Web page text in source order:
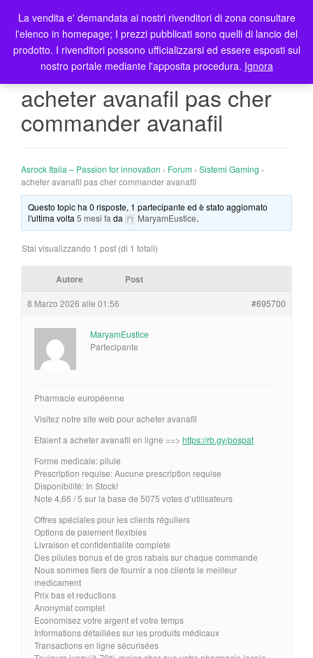
T
o
g
l
a
i
acheter avanafil pas cher
commander avanafil
Asrock Italia – Passion for innovation › Forum › Sistemi Gaming ›
acheter avanafil pas cher commander avanafil
Questo topic ha 0 risposte, 1 partecipante ed è stato aggiornato
l'ultima volta5 mesi fa da MaryamEustice.
Stai visualizzando 1 post (di 1 totali)
Autore Post
8 Marzo 2026 alle 01:56 #695700
MaryamEustice
Partecipante
Pharmacie européenne
Visitez notre site web pour acheter avanafil
Etaient a acheter avanafil en ligne ==> https://rb.gy/pospat
Forme medicale: pilule
Prescription requise: Aucune prescription requise
Disponibilité: In Stock!
Note 4,66 / 5 sur la base de 5075 votes d’utilisateurs
Offres spéciales pour les clients réguliers
Options de paiement flexibles
Livraison et confidentialite complete
Des pilules bonus et de gros rabais sur chaque commande
Nous sommes fiers de fournir a nos clients le meilleur
medicament
Prix bas et reductions
Anonymat complet
Economisez votre argent et votre temps
Informations détaillées sur les produits médicaux
Transactions en ligne sécurisées
La vendita e' demandata ai nostri rivenditori di zona consultare
l'elenco in homepage; I prezzi pubblicati sono quelli di lancio del
prodotto. I rivenditori possono ufficializzarsi ed essere esposti sul
nostro portale mediante l'apposita procedura. Ignora